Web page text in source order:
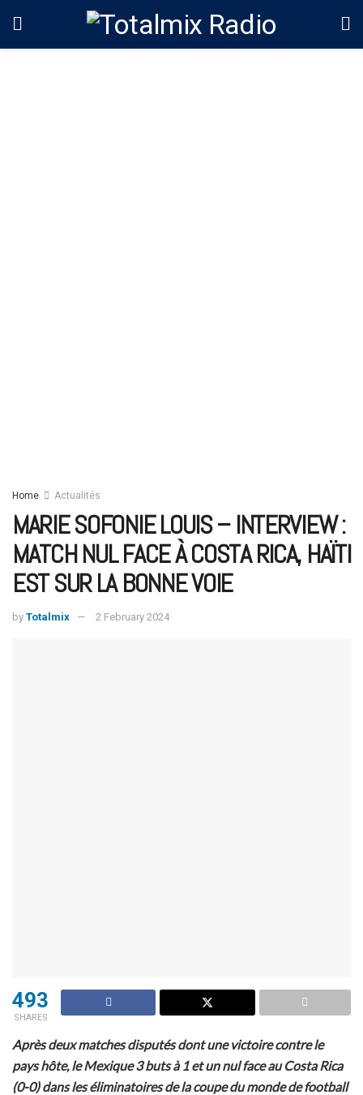
Home Actualités
MARIE SOFONIE LOUIS – INTERVIEW :
MATCH NUL FACE À COSTA RICA, HAÏTI
EST SUR LA BONNE VOIE
by Totalmix 2 February 2024
493
SHARES
Après deux matches disputés dont une victoire contre le
pays hôte, le Mexique 3 buts à 1 et un nul face au Costa Rica
(0-0) dans les éliminatoires de la coupe du monde de football